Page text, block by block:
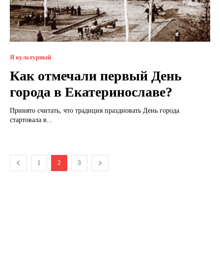
Я культурный
Как отмечали первый День
города в Екатеринославе?
Принято считать, что традиция праздновать День города
стартовала в...
1 2 3